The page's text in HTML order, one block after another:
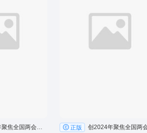
创2024年聚焦全国两会召开时间展板党建宣传展板 正版